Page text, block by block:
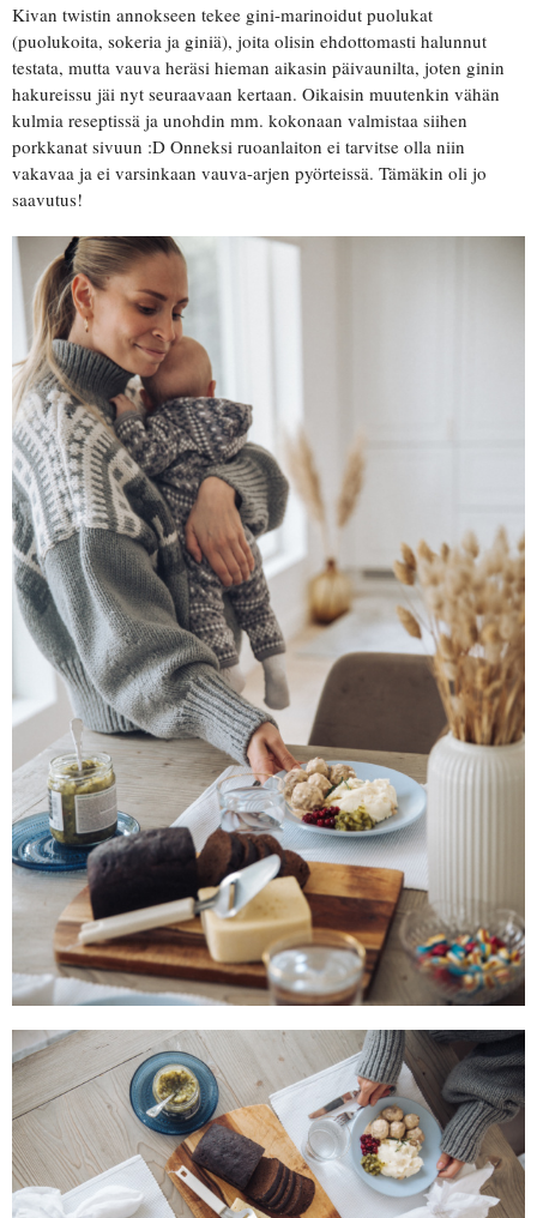
Kivan twistin annokseen tekee gini-marinoidut puolukat
(puolukoita, sokeria ja giniä), joita olisin ehdottomasti halunnut
testata, mutta vauva heräsi hieman aikasin päivaunilta, joten ginin
hakureissu jäi nyt seuraavaan kertaan. Oikaisin muutenkin vähän
kulmia reseptissä ja unohdin mm. kokonaan valmistaa siihen
porkkanat sivuun :D Onneksi ruoanlaiton ei tarvitse olla niin
vakavaa ja ei varsinkaan vauva-arjen pyörteissä. Tämäkin oli jo
saavutus!